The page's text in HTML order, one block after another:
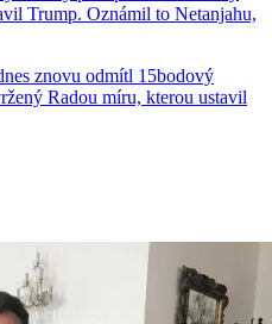
Trump. Oznámil to Netanjahu,
znovu odmítl 15bodový
Radou míru, kterou ustavil